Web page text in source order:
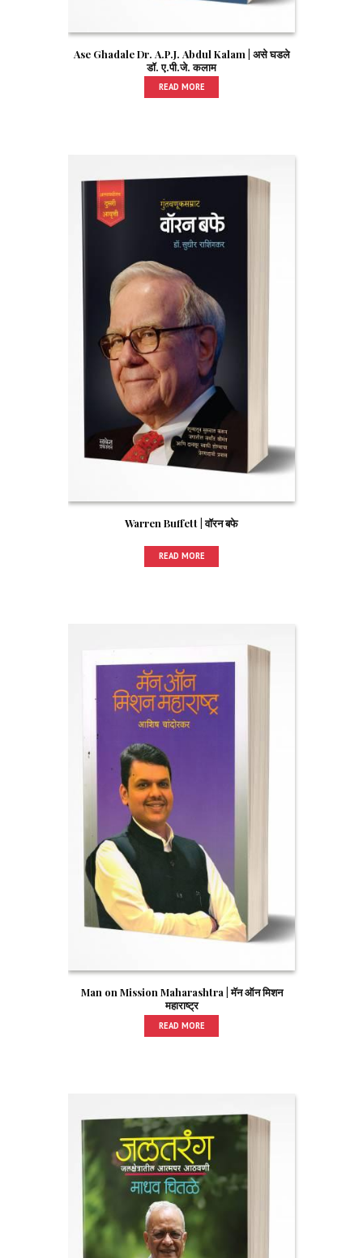
Ase Ghadale Dr. A.P.J. Abdul Kalam | असे घडले
डॉ. ए.पी.जे. कलाम
READ MORE
Warren Buffett | वॉरन बफे
READ MORE
Man on Mission Maharashtra | मॅन ऑन मिशन
महाराष्ट्र
READ MORE